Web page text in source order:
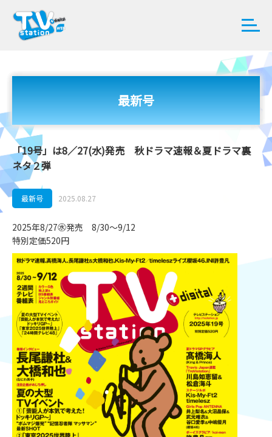
最新号
「19号」は8／27(水)発売 秋ドラマ速報＆夏ドラマ裏
ネタ２弾
最新号 2025.08.27
2025年8/27㊌発売 8/30～9/12
特別定価520円